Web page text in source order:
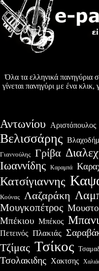
Όλα τα ελληνικά πανηγύρια
γίνεται πανηγύρι με ένα κλικ,
Αντωνίου Αριστόπουλος
Βελισσάρης
Γιαννούλης Γρίβα
Ιωαννίδης Καραμπά
Κατσίγιαννης
Κούνας Λαζαράκη
Μουγκοπέτρος
Μπέκιου Μπέκος
Πετεινός Πλακιάς
Τζίμας Τσίκος
Τσολακιδης Χακτσης